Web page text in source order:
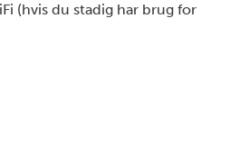
(hvis du stadig har brug for